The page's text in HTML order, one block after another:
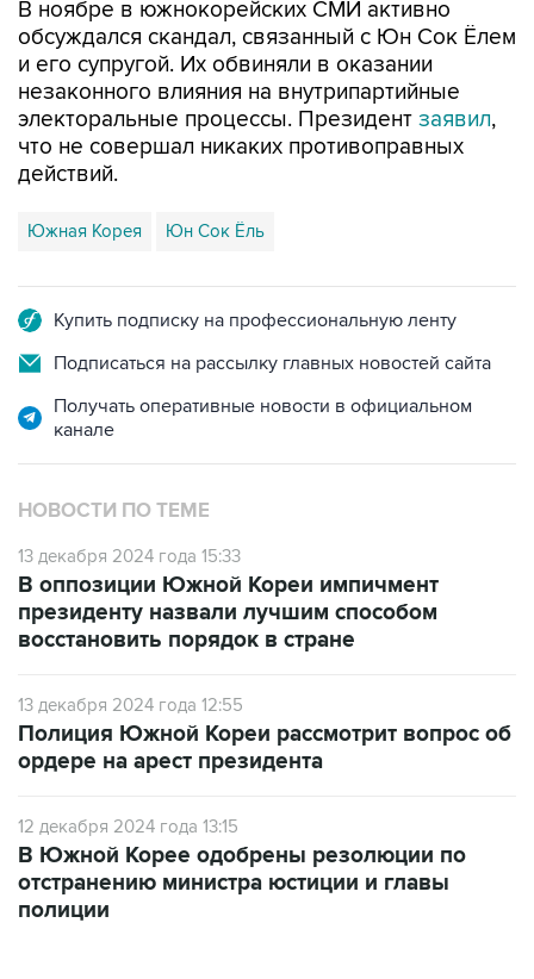
и его супругой. Их обвиняли в оказании
незаконного влияния на внутрипартийные
электоральные процессы. Президентзаявил
что не совершал никаких противоправных
действий.
Южная Корея
Подписаться на рассылку главных новостей сайта
Получать оперативные новости в официальном
НОВОСТИ ПО ТЕМЕ
13 декабря 2024 года 15:33
президенту назвали лучшим способом
восстановить порядок в стране
13 декабря 2024 года 12:55
ордере на арест президента
12 декабря 2024 года 13:15
отстранению министра юстиции и главы
полиции